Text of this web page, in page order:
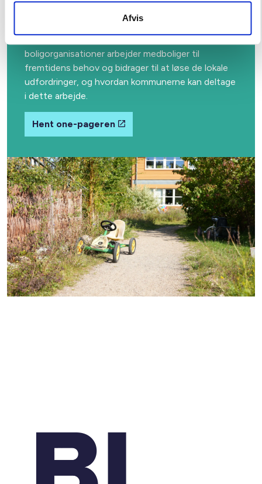
Afvis
pager, der beskriver, hvordan almene
boligorganisationer arbejder medboliger til
fremtidens behov og bidrager til at løse de lokale
udfordringer, og hvordan kommunerne kan deltage
i dette arbejde.
Hent one-pageren